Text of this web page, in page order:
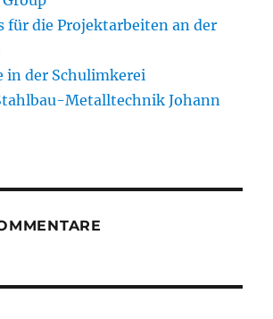
für die Projektarbeiten an der
in der Schulimkerei
Metalltechnik Johann